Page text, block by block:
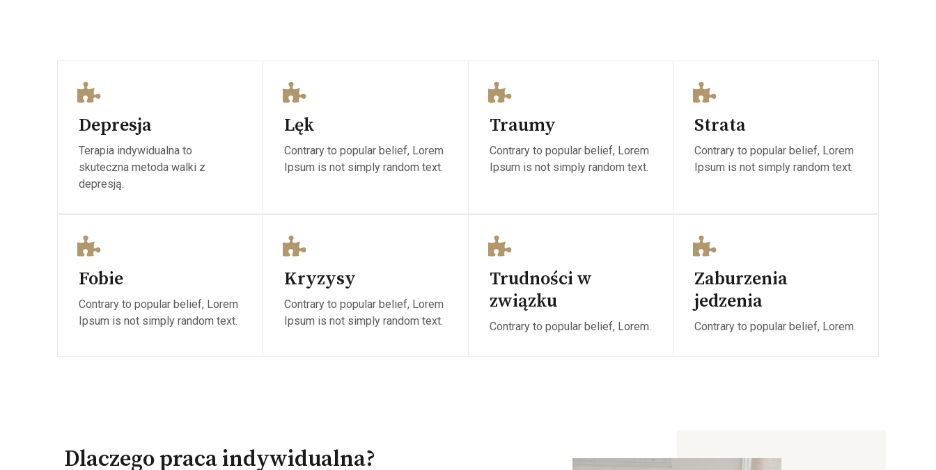
Depresja
Terapia indywidualna to
skuteczna metoda walki z
depresją.
Lęk
Contrary to popular belief, Lorem
Ipsum is not simply random text.
Traumy
Contrary to popular belief, Lorem
Ipsum is not simply random text.
Strata
Contrary to popular belief, Lorem
Ipsum is not simply random text.
Fobie
Contrary to popular belief, Lorem
Ipsum is not simply random text.
Kryzysy
Contrary to popular belief, Lorem
Ipsum is not simply random text.
Trudności w
związku
Contrary to popular belief, Lorem.
Zaburzenia
jedzenia
Contrary to popular belief, Lorem.
Dlaczego praca indywidualna?